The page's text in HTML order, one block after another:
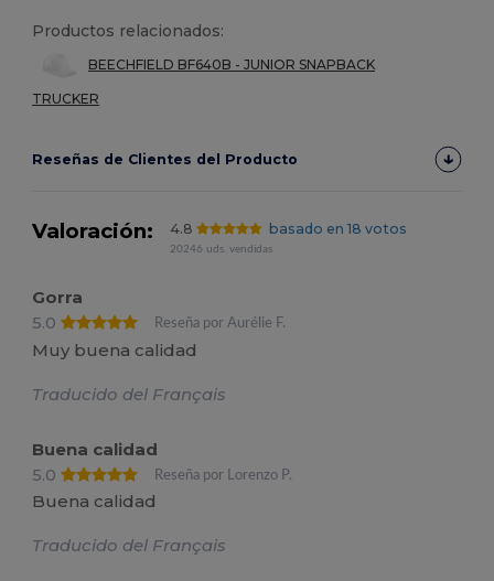
Productos relacionados:
BEECHFIELD BF640B - JUNIOR SNAPBACK
TRUCKER
Reseñas de Clientes del Producto
Valoración: 4.8 basado en 18 votos
20246 uds. vendidas
Gorra
5.0
Reseña por Aurélie F.
Muy buena calidad
Traducido del Français
Buena calidad
5.0
Reseña por Lorenzo P.
Buena calidad
Traducido del Français